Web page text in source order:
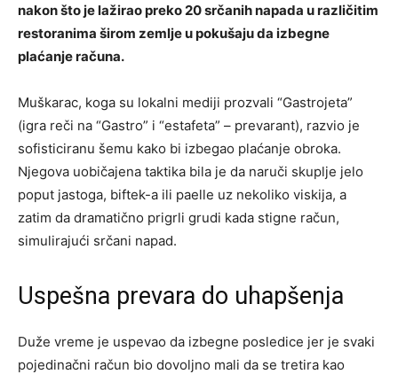
nakon što je lažirao preko 20 srčanih napada u različitim
restoranima širom zemlje u pokušaju da izbegne
plaćanje računa.
Muškarac, koga su lokalni mediji prozvali “Gastrojeta”
(igra reči na “Gastro” i “estafeta” – prevarant), razvio je
sofisticiranu šemu kako bi izbegao plaćanje obroka.
Njegova uobičajena taktika bila je da naruči skuplje jelo
poput jastoga, biftek-a ili paelle uz nekoliko viskija, a
zatim da dramatično prigrli grudi kada stigne račun,
simulirajući srčani napad.
Uspešna prevara do uhapšenja
Duže vreme je uspevao da izbegne posledice jer je svaki
pojedinačni račun bio dovoljno mali da se tretira kao